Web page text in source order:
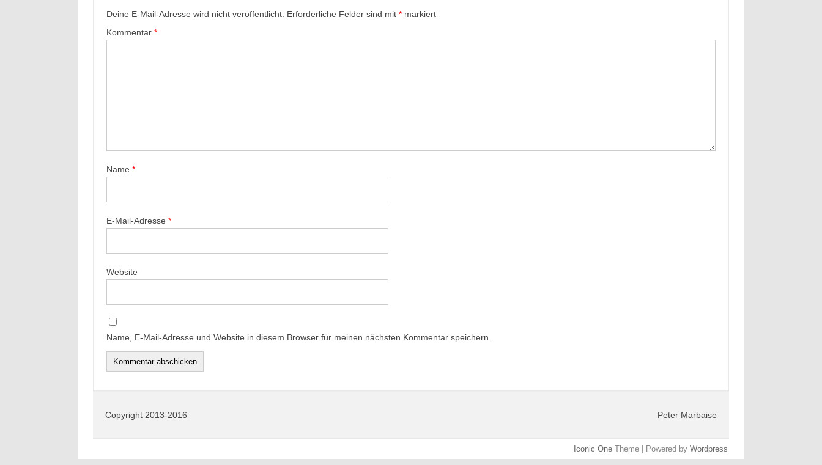
Deine E-Mail-Adresse wird nicht veröffentlicht. Erforderliche Felder sind mit *markiert
Kommentar *
Name *
E-Mail-Adresse *
Website
Name, E-Mail-Adresse und Website in diesem Browser für meinen nächsten Kommentar speichern.
Copyright 2013-2016 Peter Marbaise
Iconic One Theme | Powered by Wordpress